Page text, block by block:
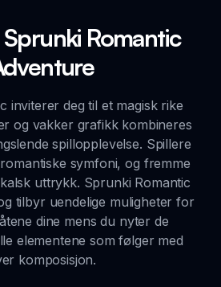
Romantic
inviterer deg til et magisk rike
og vakker grafikk kombineres
spillopplevelse. Spillere
symfoni, og fremme
uttrykk. Sprunki Romantic
tilbyr uendelige muligheter for
dine mens du nyter de
elementene som følger med
komposisjon.